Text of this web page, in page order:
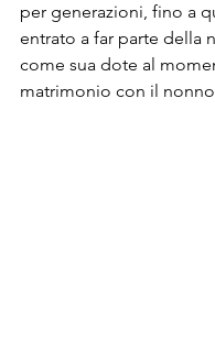
per generazioni, fino a
entrato a far parte della
come sua dote al
matrimonio con il